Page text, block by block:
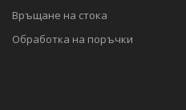
Връщане на стока
Обработка на поръчки